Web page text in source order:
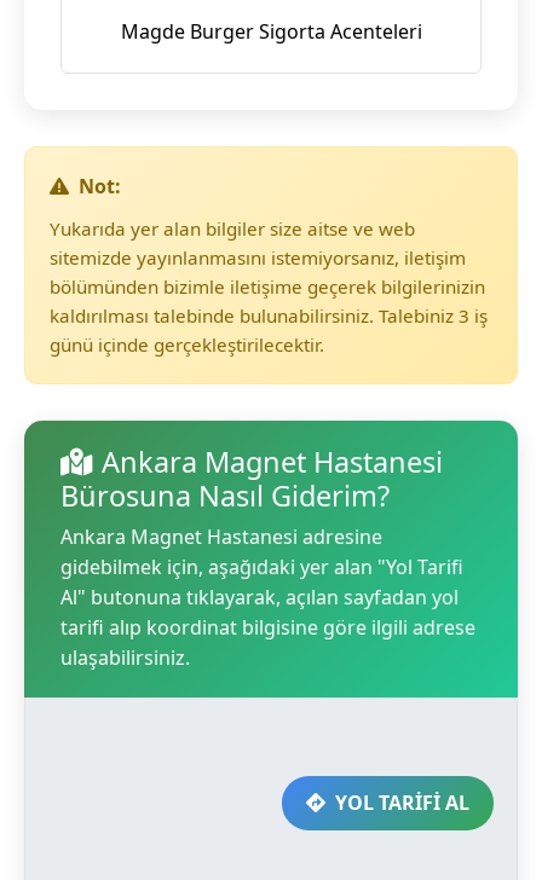
Magde Burger Sigorta Acenteleri
Not:
Yukarıda yer alan bilgiler size aitse ve web
sitemizde yayınlanmasını istemiyorsanız, iletişim
bölümünden bizimle iletişime geçerek bilgilerinizin
kaldırılması talebinde bulunabilirsiniz. Talebiniz 3 iş
günü içinde gerçekleştirilecektir.
Ankara Magnet Hastanesi
Bürosuna Nasıl Giderim?
Ankara Magnet Hastanesi adresine
gidebilmek için, aşağıdaki yer alan "Yol Tarifi
Al" butonuna tıklayarak, açılan sayfadan yol
tarifi alıp koordinat bilgisine göre ilgili adrese
ulaşabilirsiniz.
YOL TARİFİ AL